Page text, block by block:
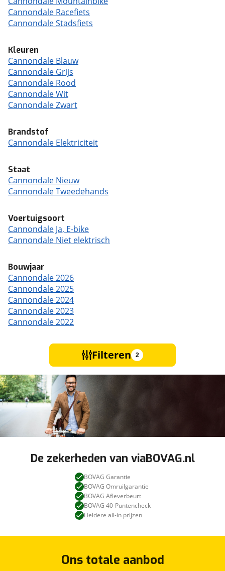
Cannondale Racefiets
Cannondale Stadsfiets
Kleuren
Cannondale Blauw
Cannondale Grijs
Cannondale Rood
Cannondale Wit
Cannondale Zwart
Brandstof
Cannondale Elektriciteit
Staat
Cannondale Nieuw
Cannondale Tweedehands
Voertuigsoort
Cannondale Ja, E-bike
Cannondale Niet elektrisch
Bouwjaar
Cannondale 2026
Cannondale 2025
Cannondale 2024
Cannondale 2023
Cannondale 2022
Filteren 2
De zekerheden van viaBOVAG.nl
BOVAG Garantie
BOVAG Omruilgarantie
BOVAG Afleverbeurt
BOVAG 40-Puntencheck
Heldere all-in prijzen
Ons totale aanbod